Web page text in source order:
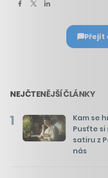
Přejít
NEJČTENĚJŠÍ ČLÁNKY
1
Kam se
Pusťte
satiru z
nás